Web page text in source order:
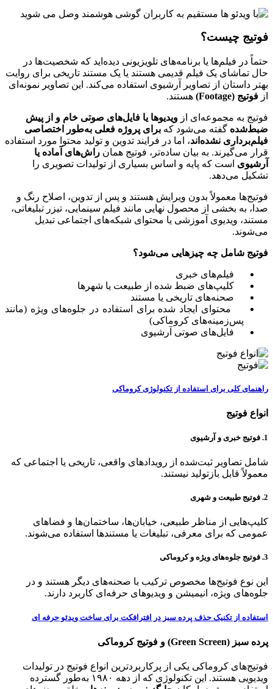
فوتیج چیست؟
حتماً در فیلم‌ها یا برنامه‌های تلویزیونی دیده‌اید که شخصیت‌ها در
حال تماشای یک فیلم قدیمی هستند یا یک مستند تاریخی برای روایت
بهتر داستان از تصاویر آرشیوی استفاده می‌کند. این تصاویر نمونه‌ای
از فوتیج (Footage) هستند.
فوتیج به مجموعه‌ای از ویدیوها یا فایل‌های صوتی خام و از پیش
ضبط‌شده گفته می‌شود که برای پروژه فعلی به‌طور اختصاصی
فیلم‌برداری نشده‌اند، اما در فرایند تدوین و تولید محتوا مورد استفاده
قرار می‌گیرند. به بیان ساده‌تر، فوتیج همان راش‌های آماده یا
آرشیوی است که پایه و اساس بسیاری از تولیدات تصویری را
تشکیل می‌دهد.
فوتیج‌ها معمولاً بدون ویرایش هستند و پس از تدوین، اصلاح رنگ و
صدا، به بخشی از محصول نهایی مانند فیلم سینمایی، تیزر تبلیغاتی،
مستند، ویدیوی آموزشی یا محتوای شبکه‌های اجتماعی تبدیل
می‌شوند.
فوتیج شامل چه چیزهایی می‌شود؟
فیلم‌های خبری
کلیپ‌های ضبط شده از طبیعت یا شهرها
صحنه‌های تاریخی یا مستند
محتوای ایجاد شده برای استفاده در جلوه‌های ویژه (مانند
پس‌زمینه‌های کروماکی)
فایل‌های صوتی آرشیوی
راهنمای کلی برای استفاده از تکنولوژی کروماکی
انواع فوتیج
1. فوتیج خبری و آرشیوی
شامل تصاویر ثبت‌شده از رویدادهای واقعی، تاریخی یا اجتماعی که
معمولاً قابل بازتولید نیستند.
2. فوتیج طبیعت و شهری
کلیپ‌هایی از مناظر طبیعی، خیابان‌ها، ساختمان‌ها و فضاهای
عمومی که برای معرفی، تبلیغات یا مستندها استفاده می‌شوند.
3. فوتیج جلوه‌های ویژه و کروماکی
این نوع فوتیج‌ها مخصوص ترکیب با صحنه‌های دیگر هستند و در
جلوه‌های ویژه، انیمیشن و ویدیوهای حرفه‌ای کاربرد دارند.
استفاده از تکنیک حذف پرده سبز در افترافکت برای ساخت ویدئو حرفه ای
پرده سبز (Green Screen) و فوتیج کروماکی
فوتیج‌های کروماکی یکی از پرکاربردترین انواع فوتیج در تولیدات
ویدیویی هستند. این تکنولوژی که از دهه ۱۹۸۰ به‌طور گسترده